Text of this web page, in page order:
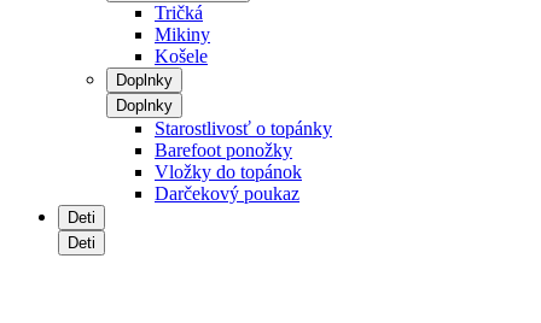
Tričká
Mikiny
Košele
Doplnky
Doplnky
Starostlivosť o topánky
Barefoot ponožky
Vložky do topánok
Darčekový poukaz
Deti
Deti